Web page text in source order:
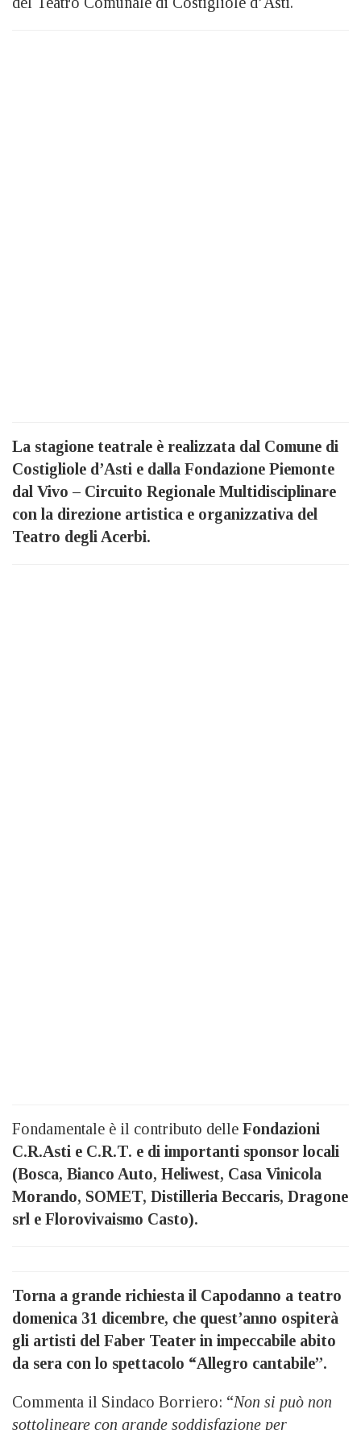
La stagione teatrale è realizzata dal Comune di
Costigliole d’Asti e dalla Fondazione Piemonte
dal Vivo – Circuito Regionale Multidisciplinare
con la direzione artistica e organizzativa del
Teatro degli Acerbi.
Fondamentale è il contributo delle Fondazioni
C.R.Asti e C.R.T. e di importanti sponsor locali
(Bosca, Bianco Auto, Heliwest, Casa Vinicola
Morando, SOMET, Distilleria Beccaris, Dragone
srl e Florovivaismo Casto).
Torna a grande richiesta il Capodanno a teatro
domenica 31 dicembre, che quest’anno ospiterà
gli artisti del Faber Teater in impeccabile abito
da sera con lo spettacolo “Allegro cantabile”.
Commenta il Sindaco Borriero: “Non si può non
sottolineare con grande soddisfazione per